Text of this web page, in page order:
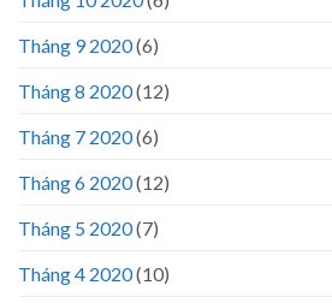
Tháng 9 2020(6)
Tháng 8 2020(12)
Tháng 7 2020(6)
Tháng 6 2020(12)
Tháng 5 2020(7)
Tháng 4 2020(10)